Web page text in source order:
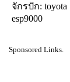
จักรปัก: toyota
esp9000
Sponsored Links.